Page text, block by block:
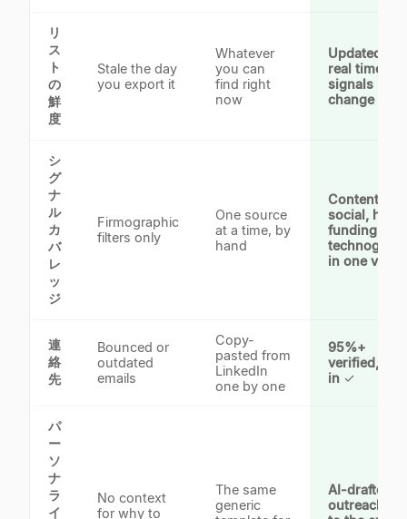
リ
ス
ト
の
鮮
度
Stale the day
you export it
Whatever
you can
find right
now
Updated in
real time as
signals
change✓
シ
グ
ナ
ル
カ
バ
レ
ッ
ジ
Firmographic
filters only
One source
at a time, by
hand
Content,
social,
funding,
in one view
連
絡
先
Bounced or
outdated
emails
Copy-
pasted from
LinkedIn
one by one
95%+
verified,
in ✓
パ
ー
ソ
ナ
ラ
イ
No context
for why to
The same
generic
AI-drafted
outreach